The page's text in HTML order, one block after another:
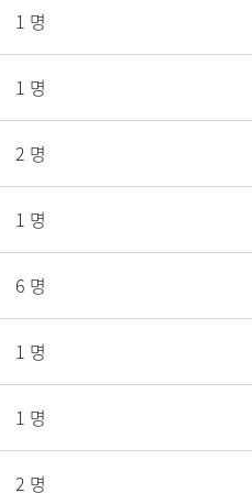
1 명
1 명
2 명
1 명
6 명
1 명
1 명
2 명